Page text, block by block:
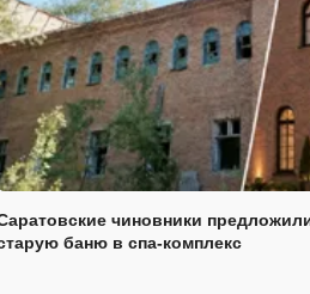
чиновники
баню в спа-комплекс